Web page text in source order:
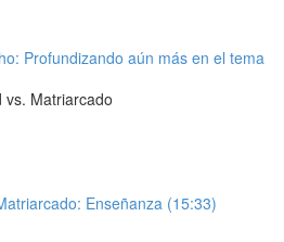
Profundizando aún más en el tema
vs. Matriarcado
Enseñanza (15:33)